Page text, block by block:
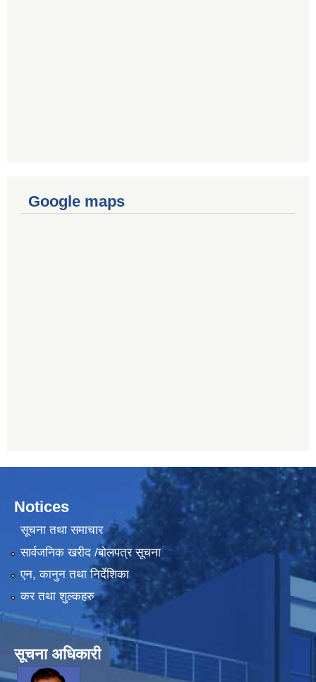
Google maps
Notices
सूचना तथा समाचार
सार्वजनिक खरीद /बोलपत्र सूचना
एन, कानुन तथा निर्देशिका
कर तथा शुल्कहरु
सूचना अधिकारी